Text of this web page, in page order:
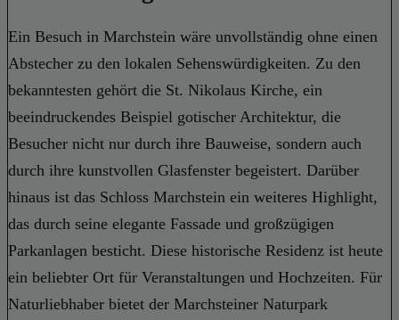
Ein Besuch in Marchstein wäre unvollständig ohne einen
Abstecher zu den lokalen Sehenswürdigkeiten. Zu den
bekanntesten gehört die St. Nikolaus Kirche, ein
beeindruckendes Beispiel gotischer Architektur, die
Besucher nicht nur durch ihre Bauweise, sondern auch
durch ihre kunstvollen Glasfenster begeistert. Darüber
hinaus ist das Schloss Marchstein ein weiteres Highlight,
das durch seine elegante Fassade und großzügigen
Parkanlagen besticht. Diese historische Residenz ist heute
ein beliebter Ort für Veranstaltungen und Hochzeiten. Für
Naturliebhaber bietet der Marchsteiner Naturpark